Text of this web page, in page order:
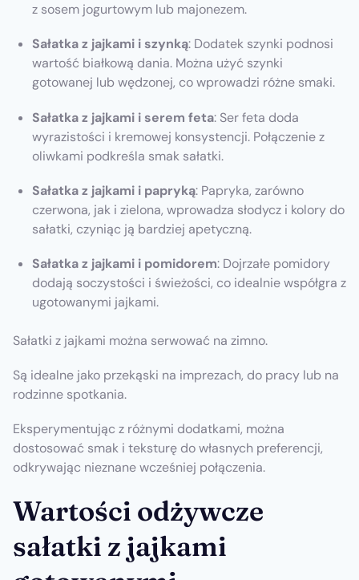
z sosem jogurtowym lub majonezem.
Sałatka z jajkami i szynką: Dodatek szynki podnosi
wartość białkową dania. Można użyć szynki
gotowanej lub wędzonej, co wprowadzi różne smaki.
Sałatka z jajkami i serem feta: Ser feta doda
wyrazistości i kremowej konsystencji. Połączenie z
oliwkami podkreśla smak sałatki.
Sałatka z jajkami i papryką: Papryka, zarówno
czerwona, jak i zielona, wprowadza słodycz i kolory do
sałatki, czyniąc ją bardziej apetyczną.
Sałatka z jajkami i pomidorem: Dojrzałe pomidory
dodają soczystości i świeżości, co idealnie współgra z
ugotowanymi jajkami.
Sałatki z jajkami można serwować na zimno.
Są idealne jako przekąski na imprezach, do pracy lub na
rodzinne spotkania.
Eksperymentując z różnymi dodatkami, można
dostosować smak i teksturę do własnych preferencji,
odkrywając nieznane wcześniej połączenia.
Wartości odżywcze
sałatki z jajkami